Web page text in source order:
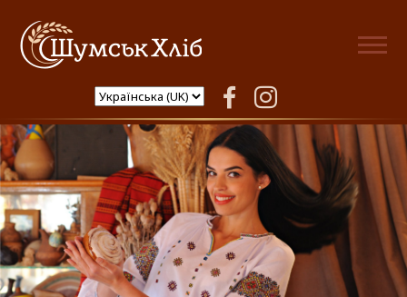
Шумськ Хліб
facebookinstagram
❬ ❭